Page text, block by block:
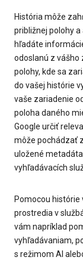
História môže
približnej polohy a
hľadáte
odoslanú z vášho
polohy, kde sa
do vašej histórie
vaše zariadenie
poloha daného
Google určiť
môže pochádzať
uložené
vyhľadávacích
Pomocou histórie
prostredia v
vám napríklad
vyhľadávaniam,
s režimom AI